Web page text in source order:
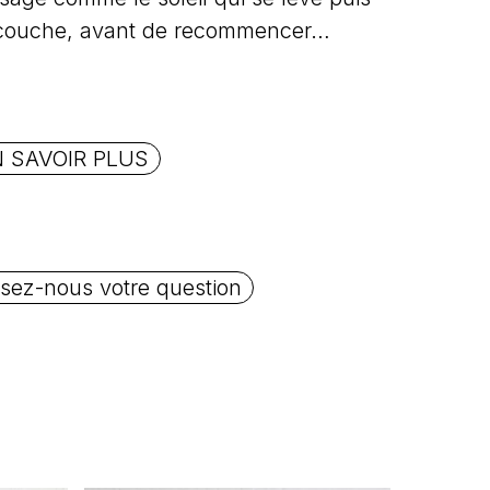
avant de recommencer…
SAVOIR PLUS
nous votre question